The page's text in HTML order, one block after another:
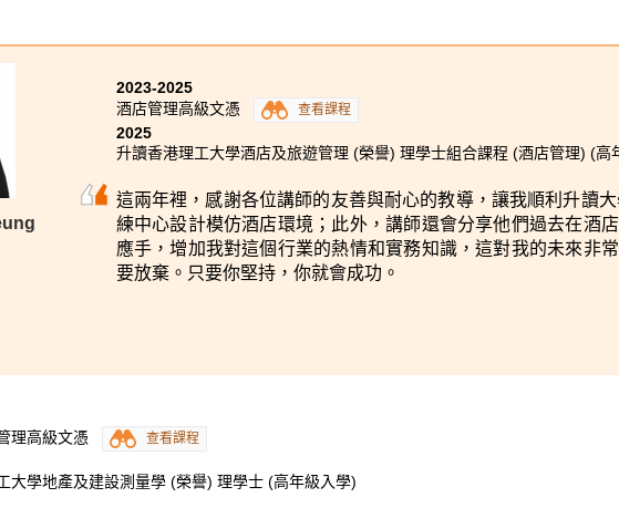
2023-2025
酒店管理高級文憑
查看課程
2025
升讀香港理工大學酒店及旅遊管理 (榮譽) 理學士組合課程 (酒店管理) (高
這兩年裡，感謝各位講師的友善與耐心的教導，讓我順利升讀
練中心設計模仿酒店環境；此外，講師還會分享他們過去在酒
應手，增加我對這個行業的熱情和實務知識，這對我的未來非
要放棄。只要你堅持，你就會成功。
理高級文憑
查看課程
大學地產及建設測量學 (榮譽) 理學士 (高年級入學)